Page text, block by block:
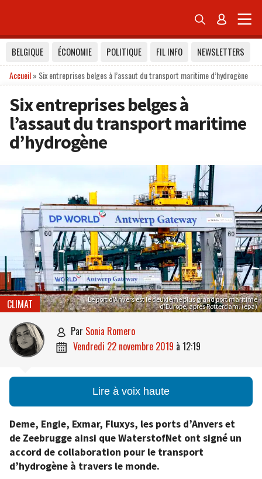
 
BELGIQUE ÉCONOMIE POLITIQUE FIL INFO
NEWSLETTERS
Accueil» Six entreprises belges à l’assaut du transport maritime d’hydrogène
Six entreprises belges à
l’assaut du transport maritime
d’hydrogène
Le port d’Anvers est le deuxième plus grand port maritime
d’Europe, après Rotterdam. (epa)
CLIMAT
 par Sonia Romero
 vendredi 22 novembre 2019 à 12:19
Lire à voix haute
Deme, Engie, Exmar, Fluxys, les ports d’Anvers et
de Zeebrugge ainsi que WaterstofNet ont signé un
accord de collaboration pour le transport
d’hydrogène à travers le monde.